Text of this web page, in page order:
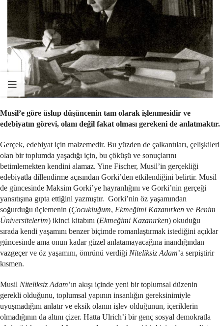
Musil’e göre üslup düşüncenin tam olarak işlenmesidir ve
edebiyatın görevi, olanı değil fakat olması gerekeni de anlatmaktır.
Gerçek, edebiyat için malzemedir. Bu yüzden de çalkantıları, çelişkileri
olan bir toplumda yaşadığı için, bu çöküşü ve sonuçlarını
betimlemekten kendini alamaz. Yine Fischer, Musil’in gerçekliği
edebiyatla dillendirme açısından Gorki’den etkilendiğini belirtir. Musil
de güncesinde Maksim Gorki’ye hayranlığını ve Gorki’nin gerçeği
yansıtışına gıpta ettiğini yazmıştır. Gorki’nin öz yaşamından
soğurduğu üçlemenin (Çocukluğum, Ekmeğimi Kazanırken ve Benim
Üniversitelerim) ikinci kitabını (Ekmeğimi Kazanırken) okuduğu
sırada kendi yaşamını benzer biçimde romanlaştırmak istediğini açıklar
güncesinde ama onun kadar güzel anlatamayacağına inandığından
vazgeçer ve öz yaşamını, ömrünü verdiği Niteliksiz Adam’a serpiştirir
kısmen.
Musil Niteliksiz Adam’ın akışı içinde yeni bir toplumsal düzenin
gerekli olduğunu, toplumsal yapının insanlığın gereksinimiyle
uyuşmadığını anlatır ve eksik olanın işlev olduğunun, içeriklerin
olmadığının da altını çizer. Hatta Ulrich’i bir genç sosyal demokratla